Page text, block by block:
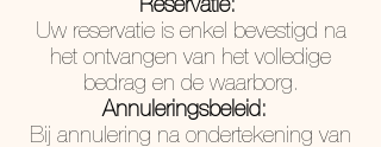
Uw reservatie is enkel bevestigd na
het ontvangen van het volledige
bedrag en de waarborg.
Annuleringsbeleid:
Bij annulering na ondertekening van